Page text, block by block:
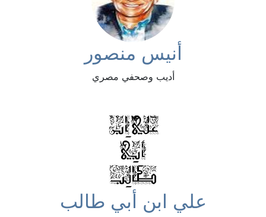
أنيس منصور
أديب وصحفي مصري
علي ابن أبي طالب